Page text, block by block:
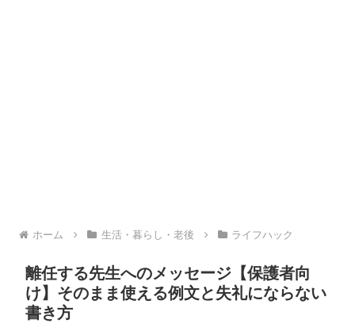
ホーム 生活・暮らし・老後 ライフハック
離任する先生へのメッセージ【保護者向
け】そのまま使える例文と失礼にならない
書き方